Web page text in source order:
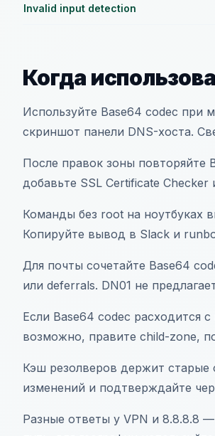
Invalid input detection
Когда
Используйте Base64 codec при
скриншот панели DNS-хоста.
После правок зоны повторяйте
добавьте SSL Certificate
Команды без root на ноутбуках
Копируйте вывод в Slack и
Для почты сочетайте Base64
или deferrals. DN01 не
Если Base64 codec расходится
возможно, правите child-zone,
Кэш резолверов держит
изменений и подтверждайте
Разные ответы у VPN и 8.8.8.8